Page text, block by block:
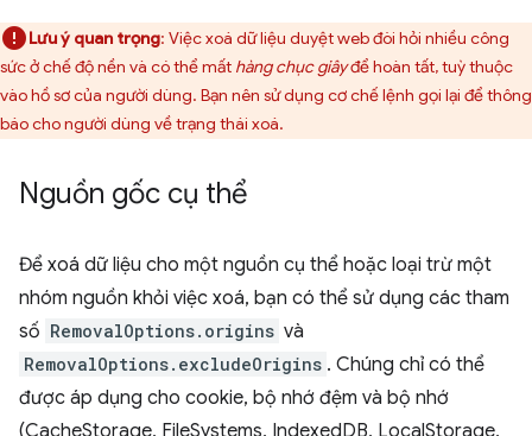
Lưu ý quan trọng: Việc xoá dữ liệu duyệt web đòi hỏi nhiều công
sức ở chế độ nền và có thể mất hàng chục giâyđể hoàn tất, tuỳ thuộc
vào hồ sơ của người dùng. Bạn nên sử dụng cơ chế lệnh gọi lại để thông
báo cho người dùng về trạng thái xoá.
Nguồn gốc cụ thể
Để xoá dữ liệu cho một nguồn cụ thể hoặc loại trừ một
nhóm nguồn khỏi việc xoá, bạn có thể sử dụng các tham
số RemovalOptions.origins và
RemovalOptions.excludeOrigins . Chúng chỉ có thể
được áp dụng cho cookie, bộ nhớ đệm và bộ nhớ
(CacheStorage, FileSystems, IndexedDB, LocalStorage,